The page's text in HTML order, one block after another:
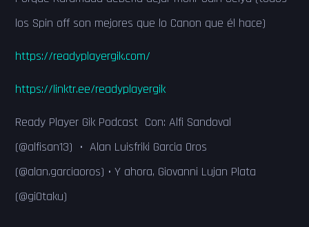
los Spin off son mejores que lo Canon que él hace)
https://readyplayergik.com/
https://linktr.ee/readyplayergik
Ready Player Gik Podcast Con: Alfi Sandoval
(@alfisan13) • Alan Luisfriki Garcia Oros
(@alan.garciaoros) • Y ahora, Giovanni Lujan Plata
(@giOtaku)